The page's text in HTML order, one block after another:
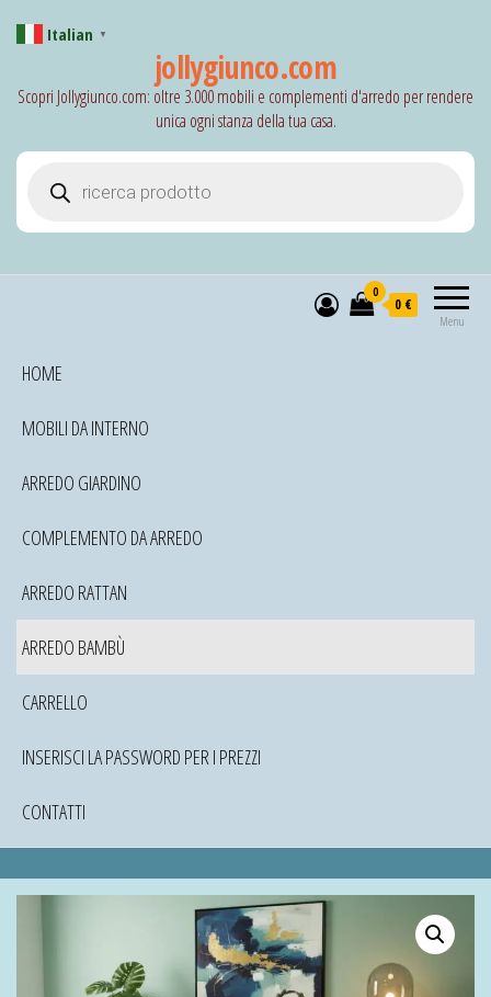
jollygiunco.com
Scopri Jollygiunco.com: oltre 3.000 mobili e complementi d'arredo per rendere
unica ogni stanza della tua casa.
Menu
0
0 €
HOME
MOBILI DA INTERNO
ARREDO GIARDINO
COMPLEMENTO DA ARREDO
ARREDO RATTAN
ARREDO BAMBÙ
CARRELLO
INSERISCI LA PASSWORD PER I PREZZI
CONTATTI
Italian ▼